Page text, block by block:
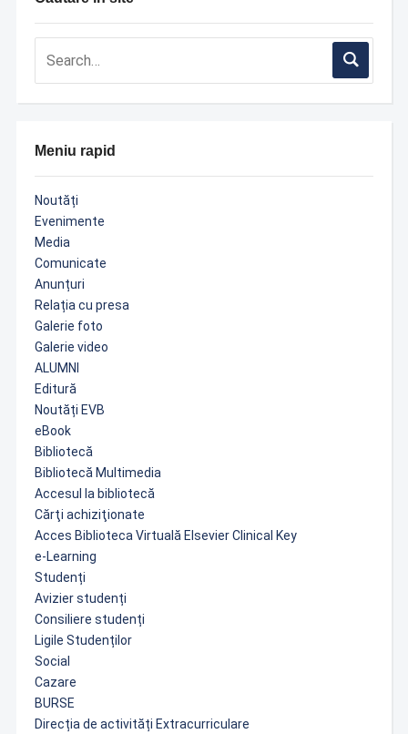
Meniu rapid
Noutăți
Evenimente
Media
Comunicate
Anunțuri
Relația cu presa
Galerie foto
Galerie video
ALUMNI
Editură
Noutăți EVB
eBook
Bibliotecă
Bibliotecă Multimedia
Accesul la bibliotecă
Cărţi achiziţionate
Acces Biblioteca Virtuală Elsevier Clinical Key
e-Learning
Studenți
Avizier studenți
Consiliere studenți
Ligile Studenților
Social
Cazare
BURSE
Direcția de activități Extracurriculare